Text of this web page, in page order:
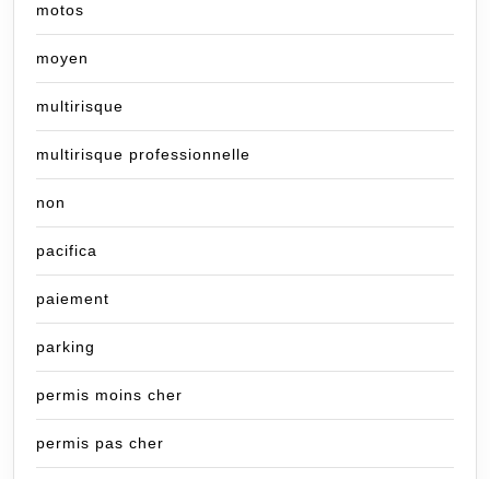
motos
moyen
multirisque
multirisque professionnelle
non
pacifica
paiement
parking
permis moins cher
permis pas cher